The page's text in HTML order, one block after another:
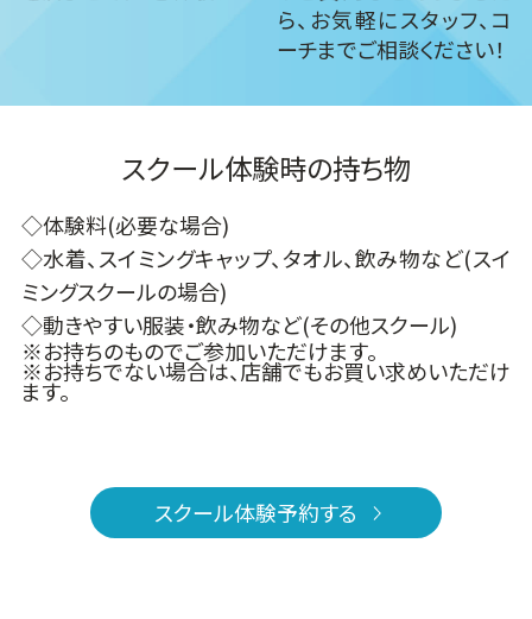
ら、お気軽にスタッフ、コ
ーチまでご相談ください！
スクール体験時の持ち物
◇体験料(必要な場合)
◇水着、スイミングキャップ、タオル、飲み物など(スイ
ミングスクールの場合)
◇動きやすい服装・飲み物など(その他スクール)
※お持ちのものでご参加いただけます。
※お持ちでない場合は、店舗でもお買い求めいただけ
ます。
スクール体験予約する